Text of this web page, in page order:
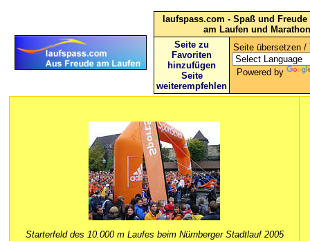
laufspass.com - Spaß und
am Laufen und Marathon
Seite zu
Favoriten
hinzufügen
Seite
weiterempfehlen
Seite übersetzen /
Powered by
Starterfeld des 10.000 m Laufes beim Nürnberger Stadtlauf 2005